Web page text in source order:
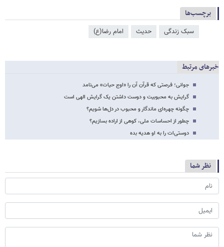
برچسب‌ها
سبک زندگی حدیث امام رضا(ع)
خبرهای مرتبط
جوانی؛ فرصتی که قرآن آن را «اوج حیات» می‌نامد
گرایش به محبوبیت و دوست داشتن یک گرایش الهی است
چگونه چهره‌ای ماندگار و محبوب در دل‌ها شویم؟
چطور از احساسات ملی، کوهی از اراده بسازیم؟
دوستی‌ات را به او هدیه بده
نظر شما